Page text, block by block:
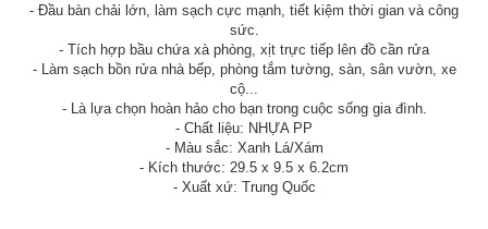
- Đầu bàn chải lớn, làm sạch cực mạnh, tiết kiệm thời gian và công
sức.
- Tích hợp bầu chứa xà phòng, xịt trực tiếp lên đồ cần rửa
- Làm sạch bồn rửa nhà bếp, phòng tắm tường, sàn, sân vườn, xe
cộ...
- Là lựa chọn hoàn hảo cho bạn trong cuộc sống gia đình.
- Chất liệu: NHỰA PP
- Màu sắc: Xanh Lá/Xám
- Kích thước: 29.5 x 9.5 x 6.2cm
- Xuất xứ: Trung Quốc